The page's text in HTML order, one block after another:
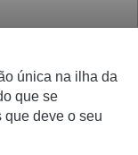
única na ilha da
que se
que deve o seu